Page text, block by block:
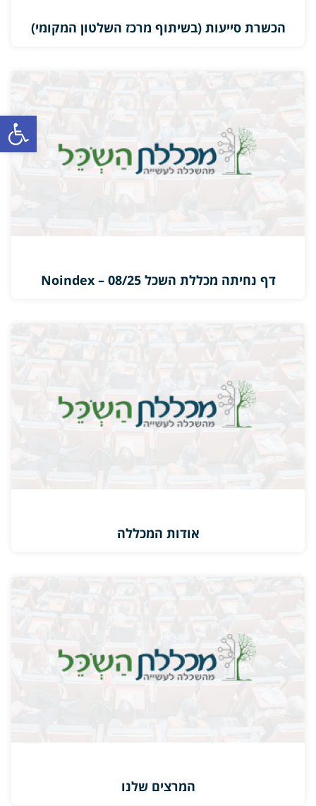
פתח
הכשרת סייעות (בשיתוף מרכז השלטון המקומי)
דף נחיתה מכללת השכל 08/25 – Noindex
אודות המכללה
המרצים שלנו